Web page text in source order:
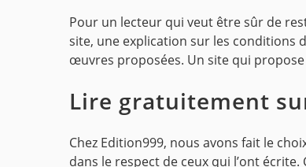
Pour un lecteur qui veut être sûr de
site, une explication sur les conditions
œuvres proposées. Un site qui
Lire gratuitement
Chez Edition999, nous avons fait le
dans le respect de ceux qui l’ont